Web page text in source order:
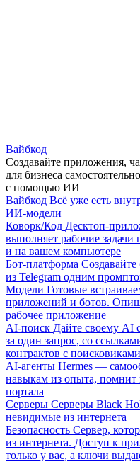
Вайбкод
Создавайте приложения,
для бизнеса
с помощью ИИ
Вайбкод Всё уже есть
ИИ-модели
Коворк/Код Десктоп-
выполняет рабочие
и на вашем компьютере
Бот-платформа
из Telegram одним
Модели Готовые
приложений и ботов.
рабочее приложение
AI-поиск Дайте своему AI
за один запрос, со
контрактов с поисковиками
AI-агенты Hermes —
навыкам из опыта, помнит
портала
Серверы Серверы Black
невидимые из интернета
Безопасность Сервер,
из интернета. Доступ к
только у вас, а ключи